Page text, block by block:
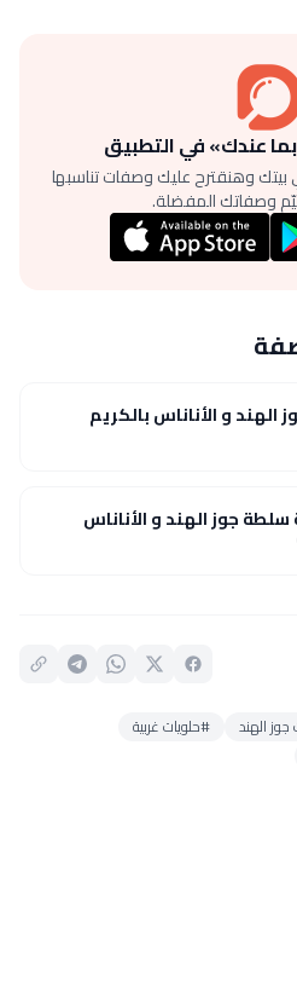
عندك» في التطبيق
وهنقترح عليك وصفات تناسبها
وصفاتك المفضلة.
و الأناناس بالكريم
جوز الهند و الأناناس
الهند
#حلويات غربية